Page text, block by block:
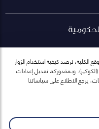
ارسال
الكلية، نرصد كيفية استخدام الزوار
وبمقدوركم تعديل إعدادات
يرجع الاطلاع على سياساتنا